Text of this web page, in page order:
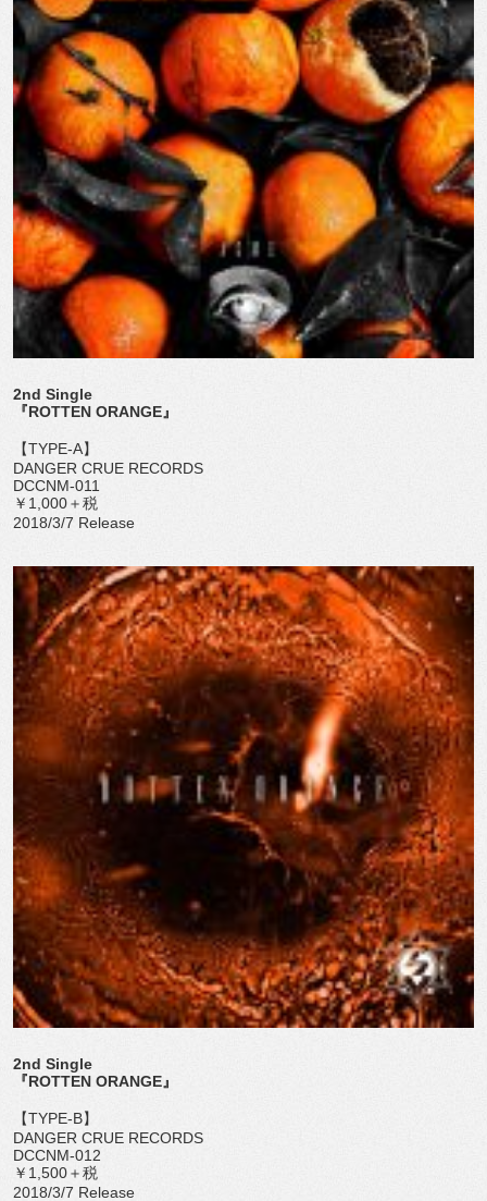
2nd Single
『ROTTEN ORANGE』
【TYPE-A】
DANGER CRUE RECORDS
DCCNM-011
￥1,000＋税
2018/3/7 Release
2nd Single
『ROTTEN ORANGE』
【TYPE-B】
DANGER CRUE RECORDS
DCCNM-012
￥1,500＋税
2018/3/7 Release